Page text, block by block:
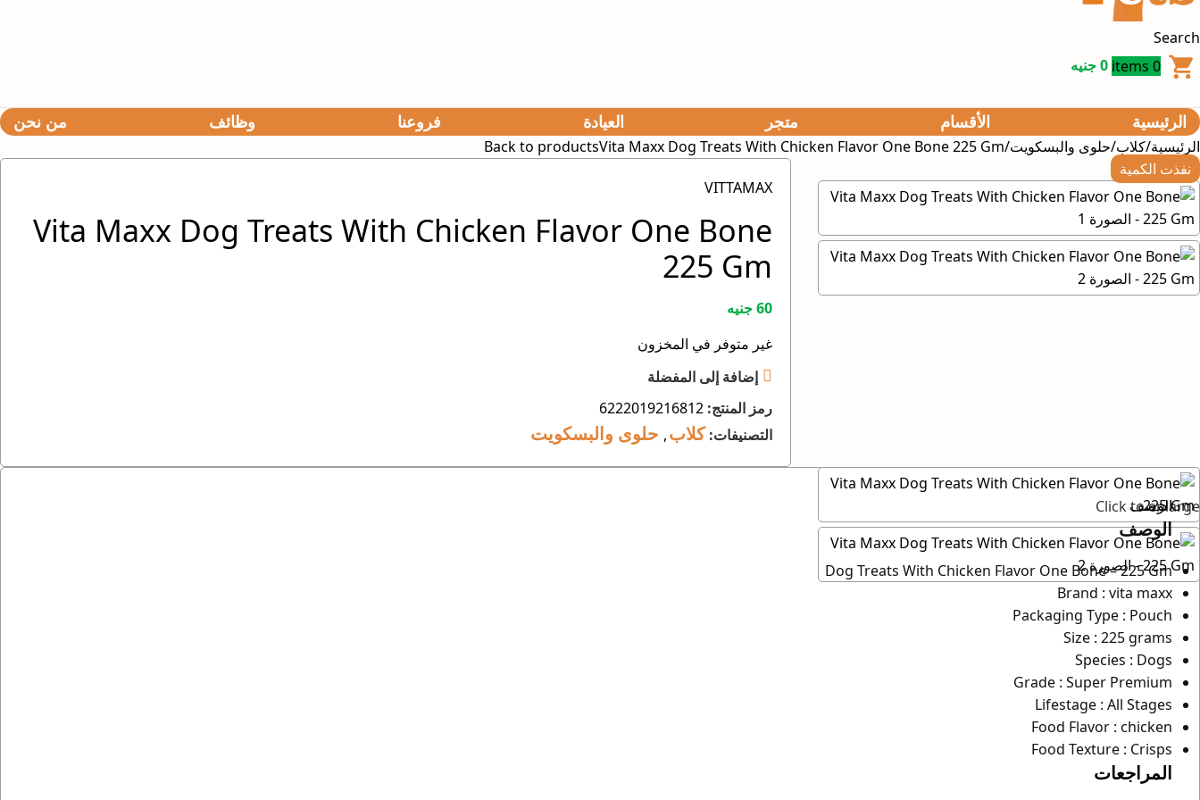
Search
0
items
0جنيه
الرئيسية الأقسام متجر العيادة فروعنا وظائف من نحن
الرئيسية كلاب حلوى والبسكويت Vita Maxx Dog Treats With Chicken Flavor One Bone 225 Gm
Back to products
نفذت الكمية
Click to enlarge
VITTAMAX
Vita Maxx Dog Treats With Chicken Flavor One Bone
225 Gm
60جنيه
غير متوفر في المخزون
إضافة إلى المفضلة
رمز المنتج: 6222019216812
التصنيفات: كلاب, حلوى والبسكويت
الوصف
الوصف
Dog Treats With Chicken Flavor One Bone – 225 Gm
Brand : vita maxx
Packaging Type : Pouch
Size : 225 grams
Species : Dogs
Grade : Super Premium
Lifestage : All Stages
Food Flavor : chicken
Food Texture : Crisps
المراجعات